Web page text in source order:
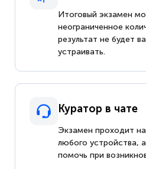
Итоговый экзамен
неограниченное
результат не будет
устраивать.
Куратор в чате
Экзамен проходит
любого устройства,
помочь при